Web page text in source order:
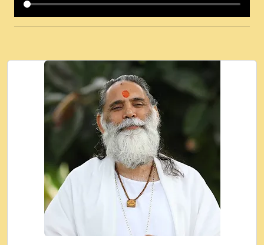
कई पकड क मर हथ र मह वदवन पहच दय! मह जन
Ki - Krishna Bhajan - New Bhajan 2020
#Ishwar Bhakti.mp3
जब से गीता ज्ञान पाया मैं बड़ी मस्ती में हूँ । 2018 -
Rishikesh - Ratan Ji Rasik.mp3
तन हल दल द सनव मड उतत सर रख क, नल रव त
गल लग जव त सर उतत हथ रख द!.mp3
तू कर प्रीतम से प्रीत, यूहीं दिन बीतते जाते हैं ।
2018 - Rishikesh - Swami Gyananand Ji
Maharaj.mp3
न म गवद गपल गद फर, पयर महन न रझद फर! shri